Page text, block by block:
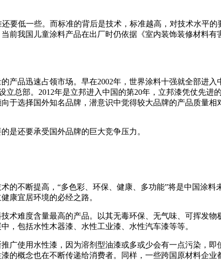
要低一些。而标准的背后是技术，标准越高，对技术水平
我国儿童涂料产品在出厂时仍依据《室内装饰装修材料有
产品迅速占领市场。早在2002年，世界涂料十强就全部进
总部。2012年是立邦进入中国的第20年，立邦漆凭仗先进
选择国外知名品牌，潜意识中觉得较大品牌的产品质量相
是还要承受国外品牌的巨大竞争压力。
不断提高，“多色彩、环保、健康、多功能”将是中国涂料
康宜居环境的必经之路。
难度含量最高的产品。以其无毒环保、无气味、可挥发物
，包括水性木器漆、水性工业漆、水性汽车漆等等。
广使用水性漆，因为溶剂型油漆或多或少会有一点污染，
的概念也在不断传递给消费者。同样，一些跨国原材料企